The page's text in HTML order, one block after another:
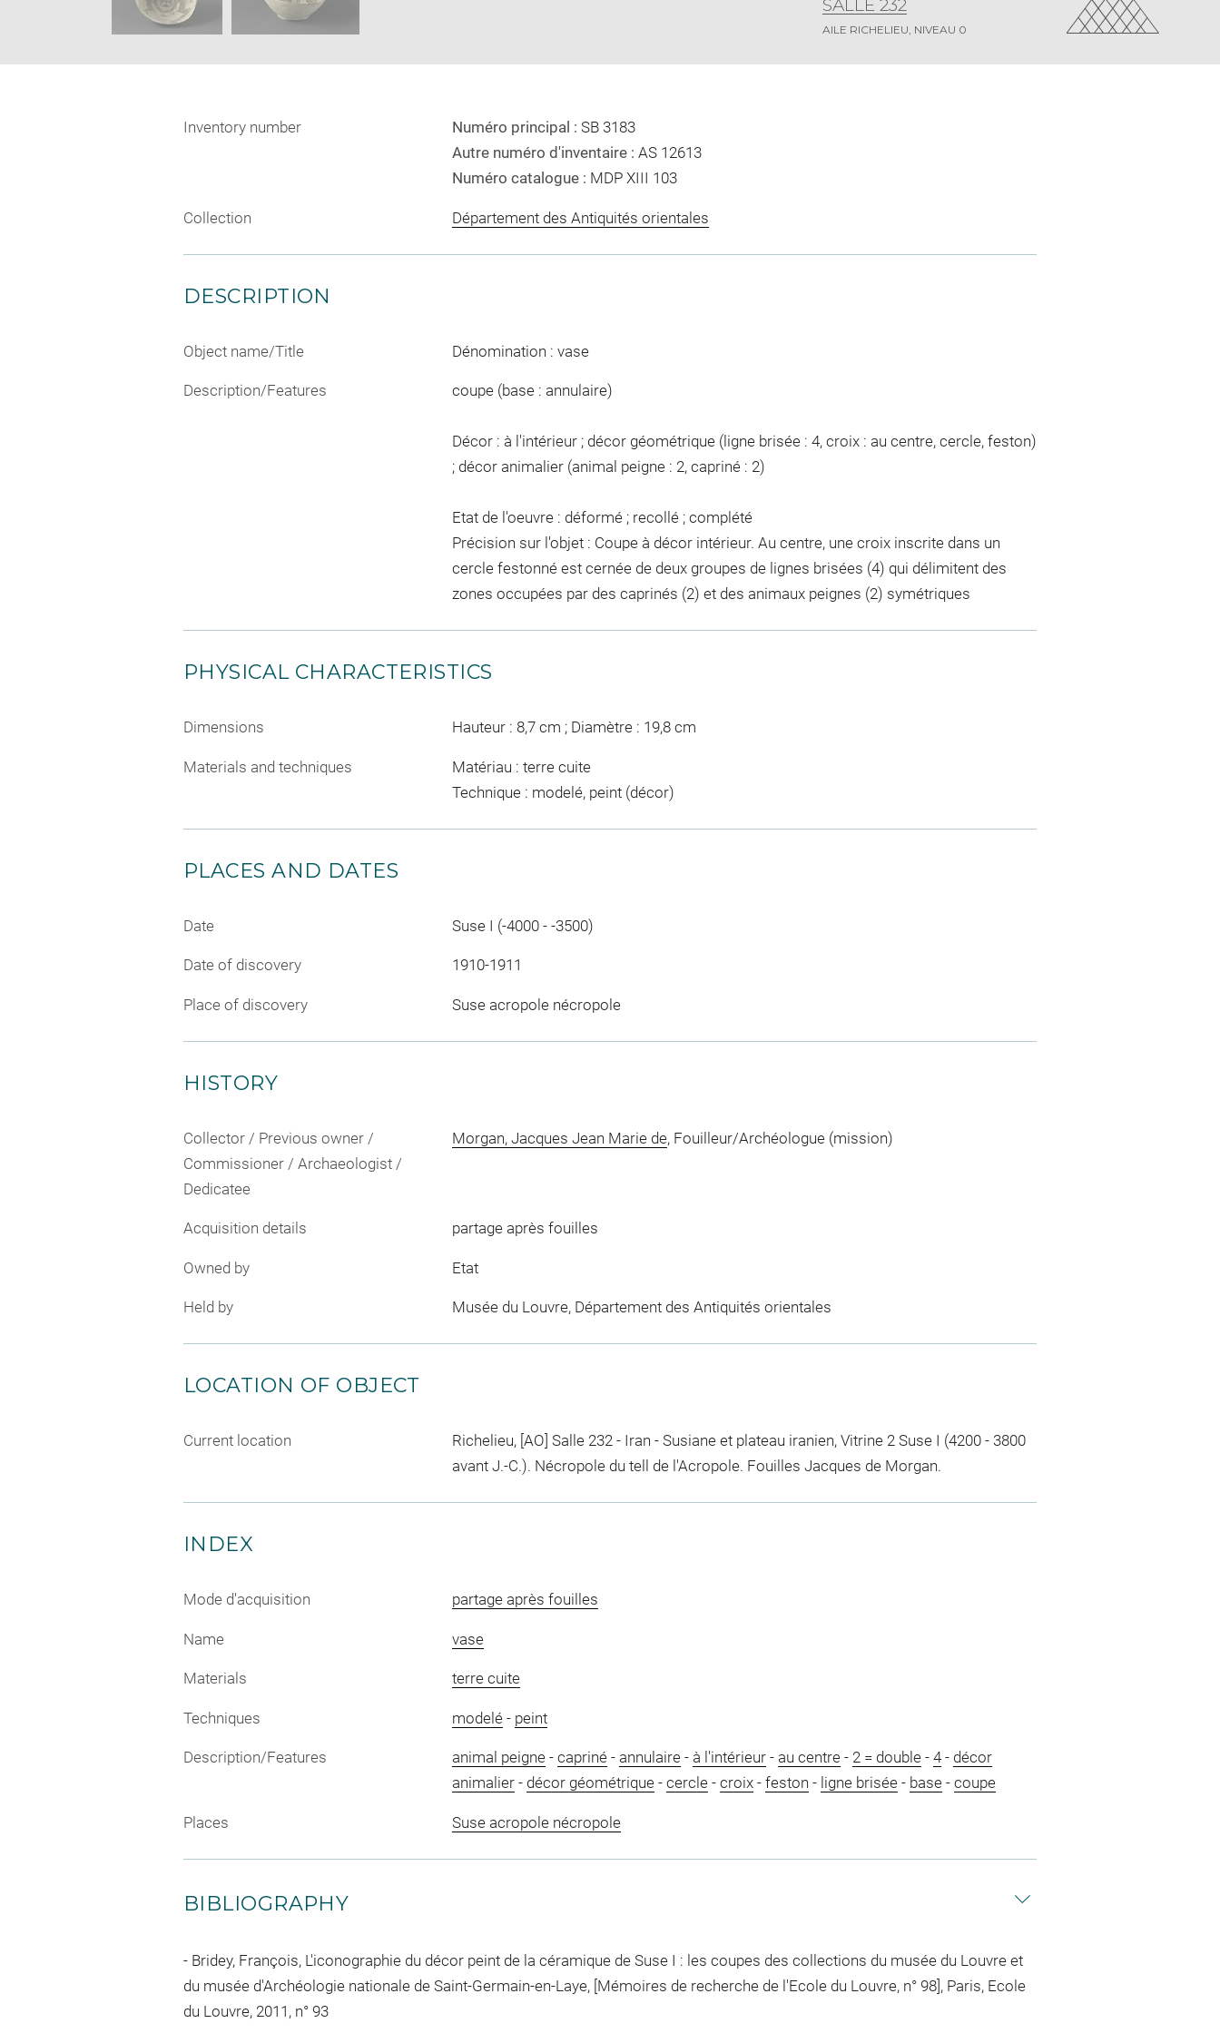
SALLE 232
AILE RICHELIEU, NIVEAU 0
Inventory number Numéro principal : SB 3183
Autre numéro d'inventaire : AS 12613
Numéro catalogue : MDP XIII 103
Collection Département des Antiquités orientales
DESCRIPTION
Object name/Title Dénomination : vase
Description/Features coupe (base : annulaire)
Décor : à l'intérieur ; décor géométrique (ligne brisée : 4, croix : au centre, cercle, feston)
; décor animalier (animal peigne : 2, capriné : 2)
Etat de l'oeuvre : déformé ; recollé ; complété
Précision sur l'objet : Coupe à décor intérieur. Au centre, une croix inscrite dans un
cercle festonné est cernée de deux groupes de lignes brisées (4) qui délimitent des
zones occupées par des caprinés (2) et des animaux peignes (2) symétriques
PHYSICAL CHARACTERISTICS
Dimensions Hauteur : 8,7 cm ; Diamètre : 19,8 cm
Materials and techniques
Matériau : terre cuite
Technique : modelé, peint (décor)
PLACES AND DATES
Date Suse I (-4000 - -3500)
Date of discovery 1910-1911
Place of discovery Suse acropole nécropole
HISTORY
Collector / Previous owner /
Commissioner / Archaeologist /
Dedicatee
Morgan, Jacques Jean Marie de, Fouilleur/Archéologue (mission)
Acquisition details partage après fouilles
Owned by Etat
Held by Musée du Louvre, Département des Antiquités orientales
LOCATION OF OBJECT
Current location
Richelieu, [AO] Salle 232 - Iran - Susiane et plateau iranien, Vitrine 2 Suse I (4200 - 3800
avant J.-C.). Nécropole du tell de l'Acropole. Fouilles Jacques de Morgan.
INDEX
Mode d'acquisition partage après fouilles
Name vase
Materials terre cuite
Techniques modelé- peint
Description/Features animal peigne- capriné- annulaire- à l'intérieur- au centre- 2 = double- 4- décor
animalier- décor géométrique- cercle- croix- feston - ligne brisée- base- coupe
Places Suse acropole nécropole
BIBLIOGRAPHY
Bridey, François, L'iconographie du décor peint de la céramique de Suse I : les coupes des collections du musée du Louvre et
du musée d'Archéologie nationale de Saint-Germain-en-Laye, [Mémoires de recherche de l'Ecole du Louvre, n° 98], Paris, Ecole
du Louvre, 2011, n° 93